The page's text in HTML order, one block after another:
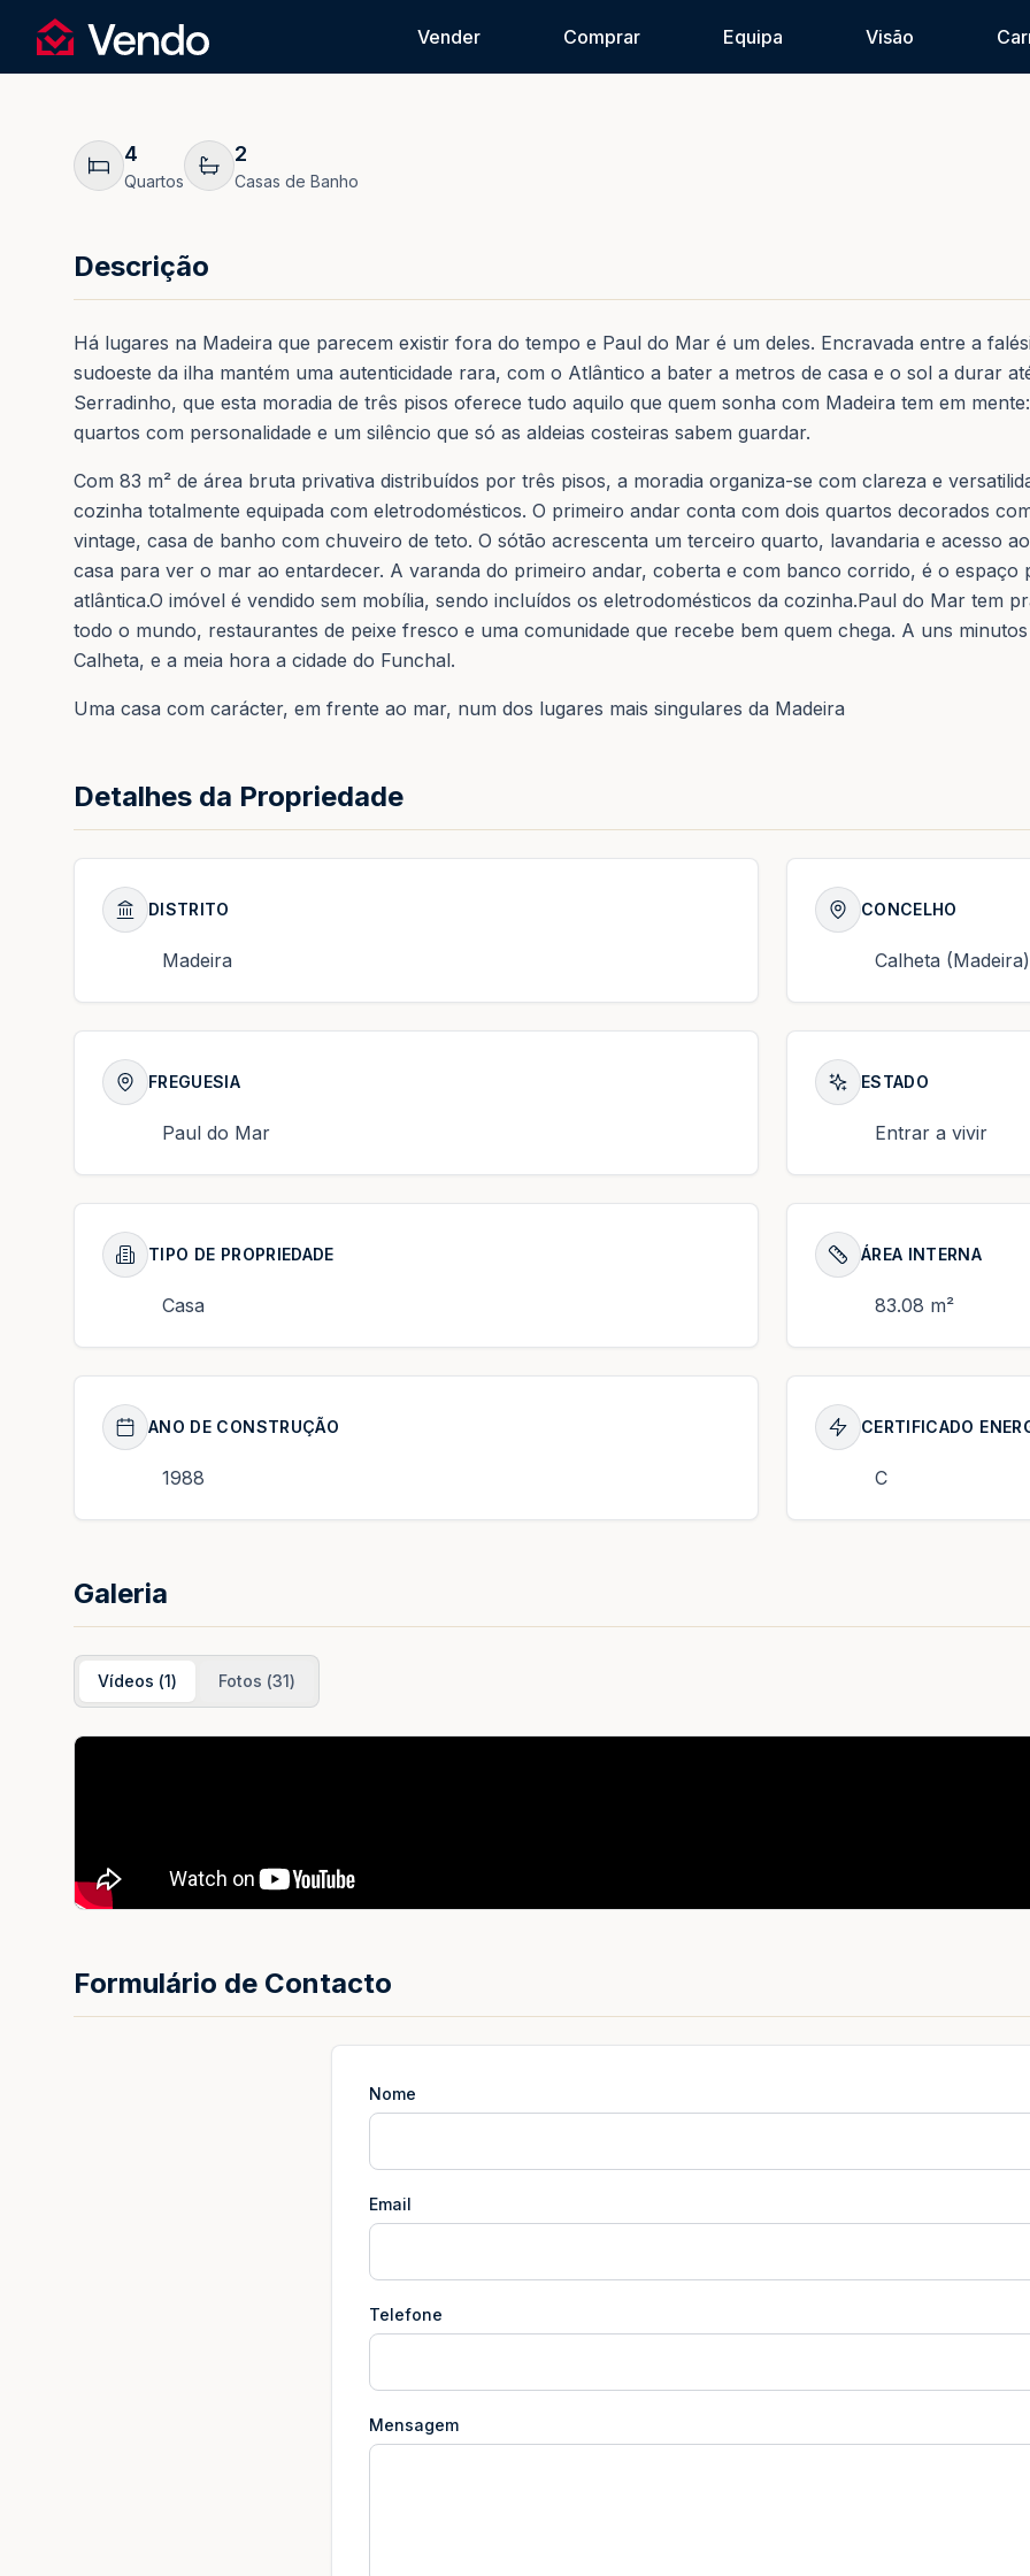
Vendo
Vender Comprar Equipa Visão
4
Quartos
2
Casas de Banho
Descrição
Há lugares na Madeira que parecem existir fora do tempo e Paul do Mar é um deles. Encravada entre a
sudoeste da ilha mantém uma autenticidade rara, com o Atlântico a bater a metros de casa e o sol a durar
Serradinho, que esta moradia de três pisos oferece tudo aquilo que quem sonha com Madeira tem em
quartos com personalidade e um silêncio que só as aldeias costeiras sabem guardar.
Com 83 m² de área bruta privativa distribuídos por três pisos, a moradia organiza-se com clareza e
cozinha totalmente equipada com eletrodomésticos. O primeiro andar conta com dois quartos decorados
vintage, casa de banho com chuveiro de teto. O sótão acrescenta um terceiro quarto, lavandaria e acesso
casa para ver o mar ao entardecer. A varanda do primeiro andar, coberta e com banco corrido, é o
atlântica.O imóvel é vendido sem mobília, sendo incluídos os eletrodomésticos da cozinha.Paul do Mar tem
todo o mundo, restaurantes de peixe fresco e uma comunidade que recebe bem quem chega. A uns
Calheta, e a meia hora a cidade do Funchal.
Uma casa com carácter, em frente ao mar, num dos lugares mais singulares da Madeira
Detalhes da Propriedade
DISTRITO
Madeira
CONCELHO
Calheta (Madeira)
FREGUESIA
Paul do Mar
ESTADO
Entrar a vivir
TIPO DE PROPRIEDADE
Casa
ÁREA INTERNA
83.08 m²
ANO DE CONSTRUÇÃO
1988
CERTIFICADO
C
Galeria
Vídeos (1) Fotos (31)
Formulário de Contacto
Nome
Email
Telefone
Mensagem